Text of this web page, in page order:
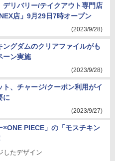
デリバリー/テイクアウト専門店
店」9月29日7時オープン
(2023/9/28)
ングダムのクリアファイルがも
ーン実施
(2023/9/28)
ト、チャージ/クーポン利用がイ
に
(2023/9/27)
×ONE PIECE」の「モスチキン
したデザイン